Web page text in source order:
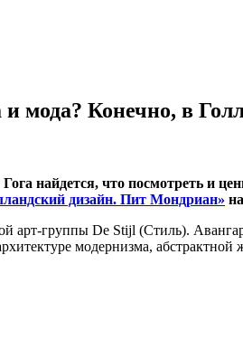
и мода? Конечно, в
найдется, что посмотреть и
дизайн. Пит Мондриан»
арт-группы De Stijl (Стиль).
модернизма,